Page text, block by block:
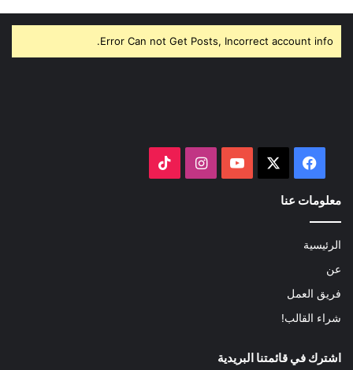
Error Can not Get Posts, Incorrect account info.
فيسبوك ‫YouTubeانستقرام
معلومات عنا
الرئيسية
عن
فريق العمل
شراء القالب!
اشترك في قائمتنا البريدية